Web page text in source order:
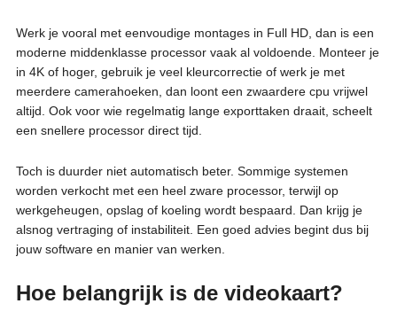
Werk je vooral met eenvoudige montages in Full HD, dan is een
moderne middenklasse processor vaak al voldoende. Monteer je
in 4K of hoger, gebruik je veel kleurcorrectie of werk je met
meerdere camerahoeken, dan loont een zwaardere cpu vrijwel
altijd. Ook voor wie regelmatig lange exporttaken draait, scheelt
een snellere processor direct tijd.
Toch is duurder niet automatisch beter. Sommige systemen
worden verkocht met een heel zware processor, terwijl op
werkgeheugen, opslag of koeling wordt bespaard. Dan krijg je
alsnog vertraging of instabiliteit. Een goed advies begint dus bij
jouw software en manier van werken.
Hoe belangrijk is de videokaart?